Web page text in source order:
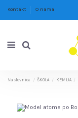
Kontakt O nama
Naslovnica ŠKOLA KEMIJA